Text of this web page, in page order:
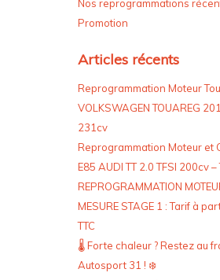
Nos reprogrammations
Promotion
Articles récents
Reprogrammation Moteur
VOLKSWAGEN TOUAREG
231cv
Reprogrammation Moteur et
E85 AUDI TT 2.0 TFSI 200cv –
REPROGRAMMATION
MESURE STAGE 1 : Tarif à
TTC
🌡️ Forte chaleur ? Restez au
Autosport 31 ! ❄️